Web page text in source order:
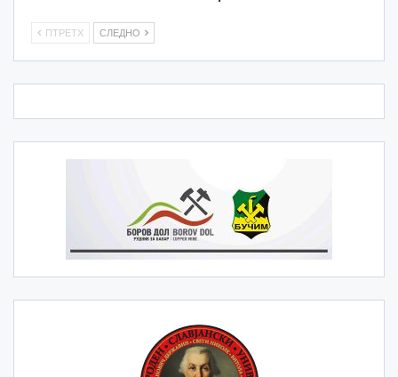
ПТРЕТХ СЛЕДНО